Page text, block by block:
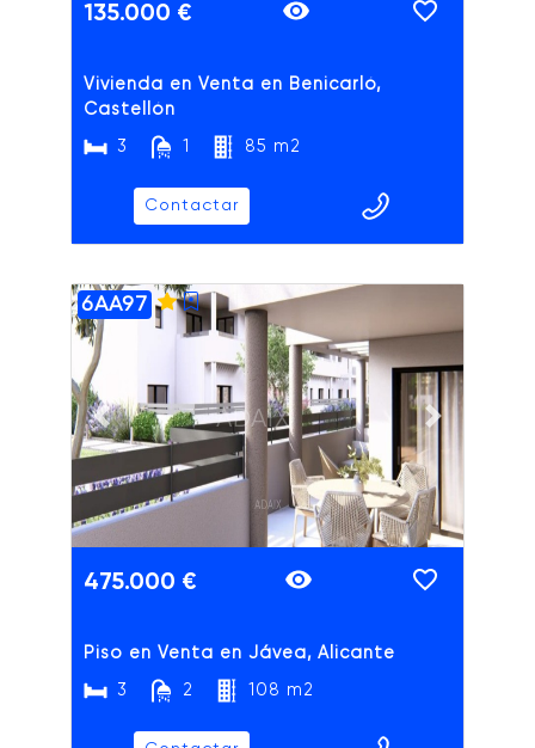
135.000 €
Vivienda en Venta en Benicarló,
Castellón
3 1 85 m2
Contactar
Previous slide Next slide
ADAIX
6AA97
475.000 €
Piso en Venta en Jávea, Alicante
3 2 108 m2